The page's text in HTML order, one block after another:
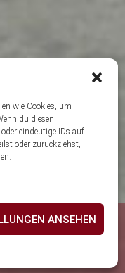
wie Cookies, um
du diesen
eindeutige IDs auf
oder zurückziehst,
ANSEHEN